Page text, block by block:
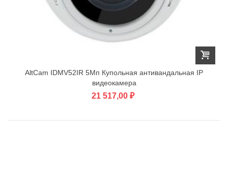
AltCam IDMV52IR 5Мп Купольная антивандальная IP
видеокамера
21 517,00 ₽